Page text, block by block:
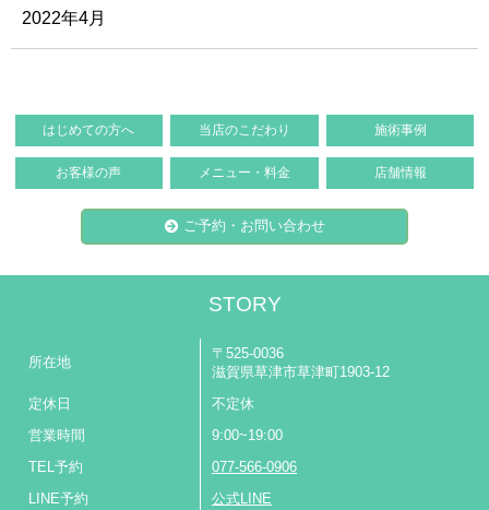
2022年4月
はじめての方へ 当店のこだわり 施術事例
お客様の声 メニュー・料金 店舗情報
ご予約・お問い合わせ
STORY
所在地
〒525-0036
滋賀県草津市草津町1903-12
定休日 不定休
営業時間 9:00~19:00
TEL予約 077-566-0906
LINE予約 公式LINE